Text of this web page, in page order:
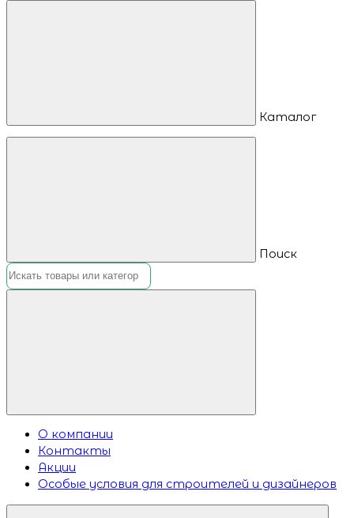
Каталог
Поиск
О компании
Контакты
Акции
Особые условия для строителей и дизайнеров